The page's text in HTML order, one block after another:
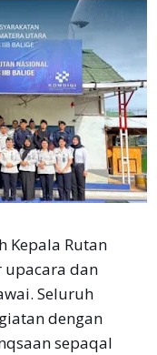
Kepala Rutan
upacara dan
Seluruh
dengan
sepaqal